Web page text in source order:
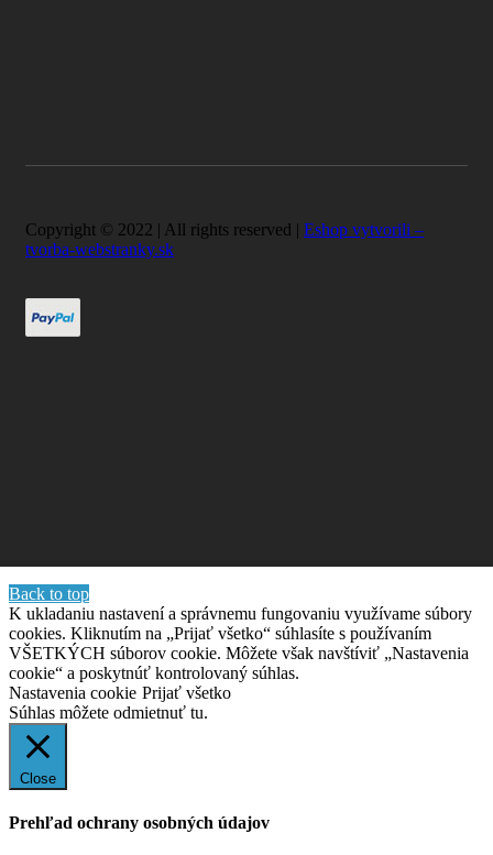
Copyright © 2022 | All rights reserved | Eshop vytvorili –
tvorba-webstranky.sk
Back to top
K ukladaniu nastavení a správnemu fungovaniu využívame súbory
cookies. Kliknutím na „Prijať všetko“ súhlasíte s používaním
VŠETKÝCH súborov cookie. Môžete však navštíviť „Nastavenia
cookie“ a poskytnúť kontrolovaný súhlas.
Nastavenia cookie Prijať všetko
Súhlas môžete odmietnuť tu.
Close
Prehľad ochrany osobných údajov